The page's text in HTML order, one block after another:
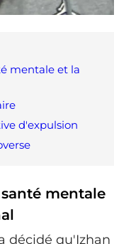
mentale et la
d'expulsion
mentale
décidé qu'Izhan